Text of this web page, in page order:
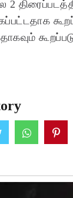
2